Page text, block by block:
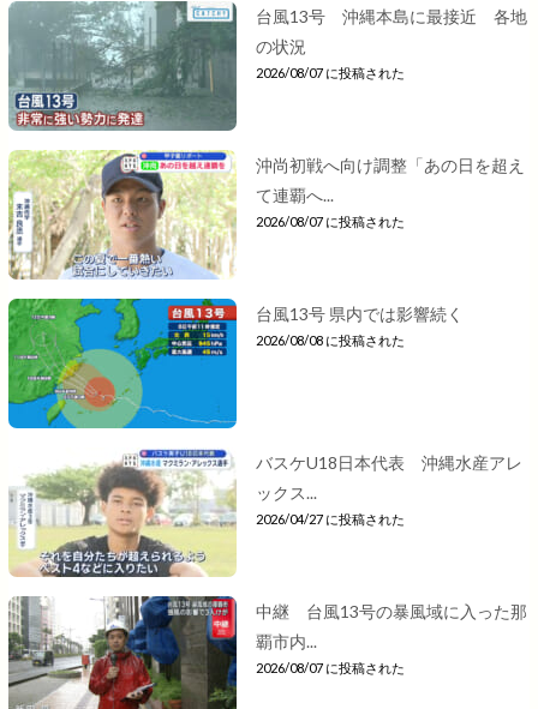
台風13号 沖縄本島に最接近 各地
の状況
2026/08/07 に投稿された
沖尚初戦へ向け調整「あの日を超え
て連覇へ...
2026/08/07 に投稿された
台風13号 県内では影響続く
2026/08/08 に投稿された
バスケU18日本代表 沖縄水産アレ
ックス...
2026/04/27 に投稿された
中継 台風13号の暴風域に入った那
覇市内...
2026/08/07 に投稿された